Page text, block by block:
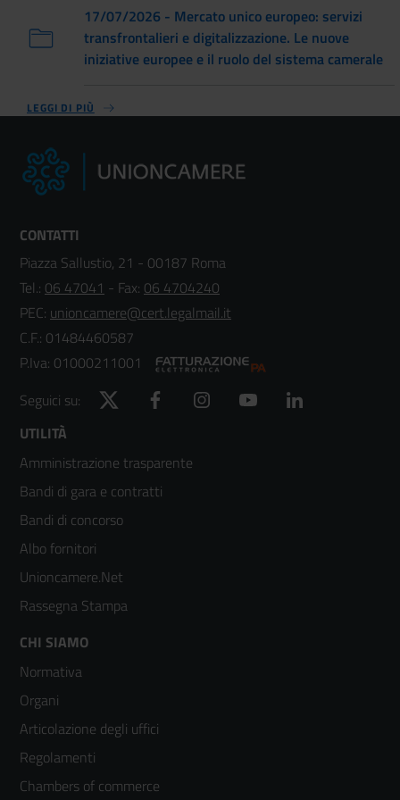
17/07/2026 - Mercato unico europeo: servizi
transfrontalieri e digitalizzazione. Le nuove
iniziative europee e il ruolo del sistema camerale
LEGGI DI PIÙ
CONTATTI
Piazza Sallustio, 21 - 00187 Roma
Tel.: 06 47041 - Fax: 06 4704240
PEC: unioncamere@cert.legalmail.it
C.F.: 01484460587
P.Iva: 01000211001
Seguici su:
Twitter Facebook Instagram YouTube
Footer
menù
colonna
2
UTILITÀ
Amministrazione trasparente
Bandi di gara e contratti
Bandi di concorso
Albo fornitori
Unioncamere.Net
Rassegna Stampa
Footer
menù
colonna
3
CHI SIAMO
Normativa
Organi
Articolazione degli uffici
Regolamenti
Chambers of commerce